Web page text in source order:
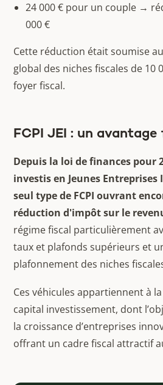
24 000 € pour un couple →
000 €
Cette réduction était soumise
global des niches fiscales de 10
foyer fiscal.
FCPI JEI : un
Depuis la loi de finances pour
investis en Jeunes
seul type de FCPI ouvrant
réduction d'impôt sur le
régime fiscal particulièrement
taux et plafonds supérieurs et
plafonnement des niches
Ces véhicules appartiennent à
capital investissement, dont
la croissance d’entreprises
offrant un cadre fiscal attractif